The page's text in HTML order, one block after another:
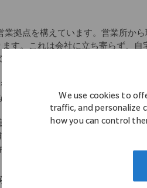
We use cookies to
traffic, and personalize
how you can control
拠点を構えています。営業所か
す。これは会社に立ち寄らず、
しでも長く医師のサポートをで
いますし(エリアにより差異あり)
方でも安心していただけます。
ございます。教材を使用した座
研修、営業スキル研修など
ではの魅力】